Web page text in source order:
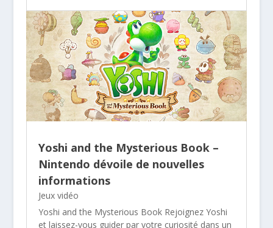
Yoshi and the Mysterious Book –
Nintendo dévoile de nouvelles
informations
Jeux vidéo
Yoshi and the Mysterious Book Rejoignez Yoshi
et laissez-vous guider par votre curiosité dans un